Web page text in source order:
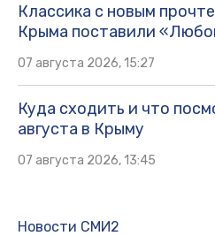
Классика с новым
Крыма поставили
07 августа 2026, 15:27
Куда сходить и что
августа в Крыму
07 августа 2026, 13:45
Новости СМИ2